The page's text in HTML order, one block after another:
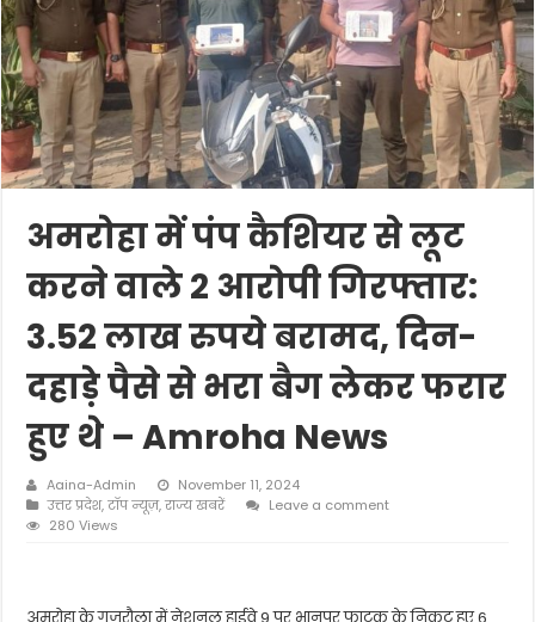
अमरोहा में पंप कैशियर से लूट
करने वाले 2 आरोपी गिरफ्तार:
3.52 लाख रुपये बरामद, दिन-
दहाड़े पैसे से भरा बैग लेकर फरार
हुए थे – Amroha News
Aaina-Admin
November 11, 2024
उत्तर प्रदेश,टॉप न्यूज़,राज्य खबरें
Leave a comment
280 Views